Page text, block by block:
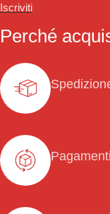
Iscriviti
Perché